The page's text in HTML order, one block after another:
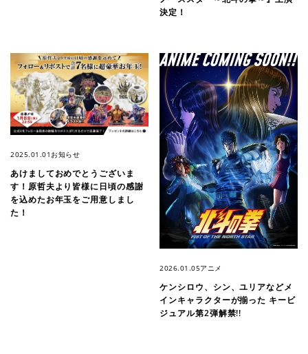
決定！
2025.01.01 お知らせ
あけましておめでとうございま
す！原哲夫より皆様に日頃の感謝
を込めたお年玉をご用意しまし
た！
2026.01.05アニメ
ケンシロウ、シン、ユリアなどメ
インキャラクターが揃った キービ
ジュアル第2弾解禁!!